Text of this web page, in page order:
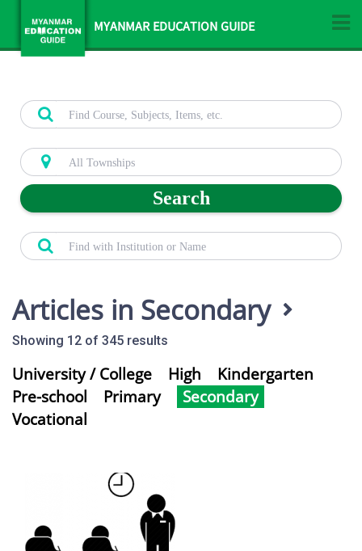
MYANMAR EDUCATION GUIDE
Search
Articles in Secondary
Showing 12 of 345 results
University / College High
Kindergarten
Pre-school
Primary
Secondary
Vocational